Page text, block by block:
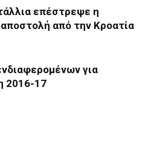
επέστρεψε η
από την Κροατία
για
2016-17